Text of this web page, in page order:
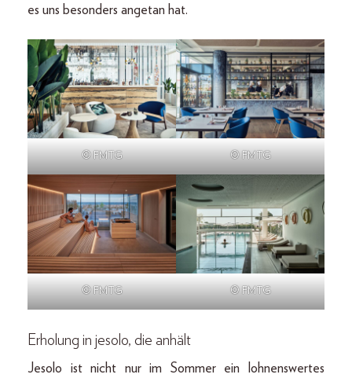
es uns besonders angetan hat.
© FMTG © FMTG
© FMTG © FMTG
Erholung in jesolo, die anhält
Jesolo ist nicht nur im Sommer ein lohnenswertes